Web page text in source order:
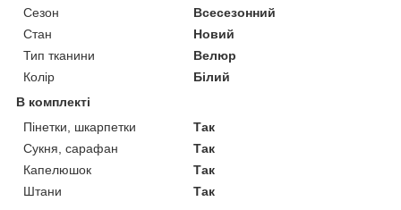
Сезон
Всесезонний
Стан
Новий
Тип тканини
Велюр
Колір
Білий
В комплекті
Пінетки, шкарпетки
Так
Сукня, сарафан
Так
Капелюшок
Так
Штани
Так